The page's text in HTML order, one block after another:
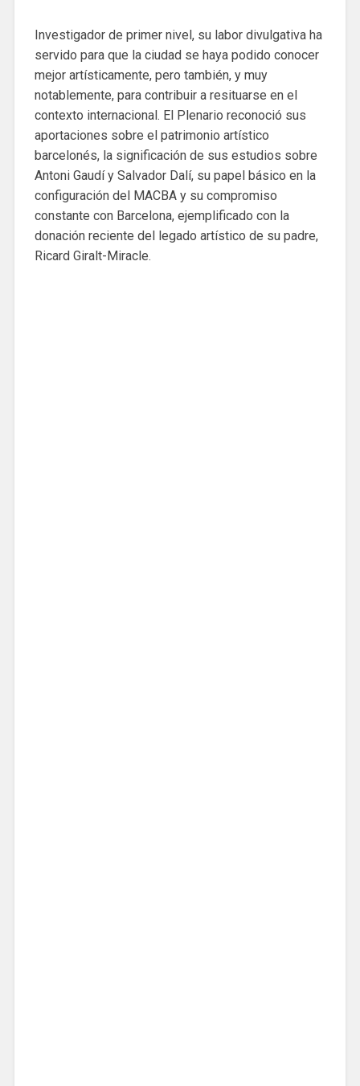
Investigador de primer nivel, su labor divulgativa ha
servido para que la ciudad se haya podido conocer
mejor artísticamente, pero también, y muy
notablemente, para contribuir a resituarse en el
contexto internacional. El Plenario reconoció sus
aportaciones sobre el patrimonio artístico
barcelonés, la significación de sus estudios sobre
Antoni Gaudí y Salvador Dalí, su papel básico en la
configuración del MACBA y su compromiso
constante con Barcelona, ​​ejemplificado con la
donación reciente del legado artístico de su padre,
Ricard Giralt-Miracle.